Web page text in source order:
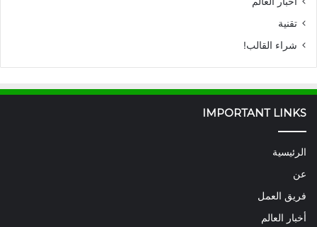
تقنية
شراء القالب!
IMPORTANT LINKS
الرئيسية
عن
فريق العمل
أخبار العالم